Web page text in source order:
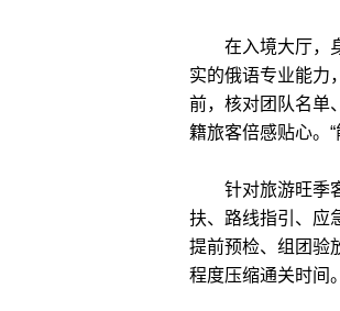
在入境大厅，身
实的俄语专业能力
前，核对团队名单
籍旅客倍感贴心。
针对旅游旺季客
扶、路线指引、应
提前预检、组团验
程度压缩通关时间。